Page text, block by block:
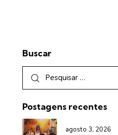
Buscar
Postagens recentes
agosto 3, 2026